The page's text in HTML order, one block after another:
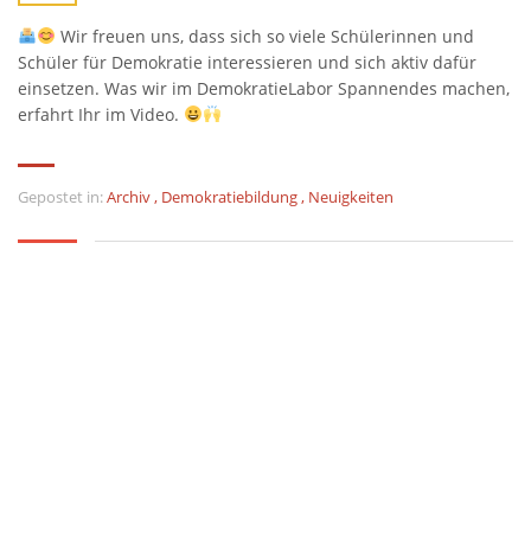
Wir freuen uns, dass sich so viele Schülerinnen und
Schüler für Demokratie interessieren und sich aktiv dafür
einsetzen. Was wir im DemokratieLabor Spannendes machen,
erfahrt Ihr im Video.
Gepostet in:Archiv, Demokratiebildung, Neuigkeiten